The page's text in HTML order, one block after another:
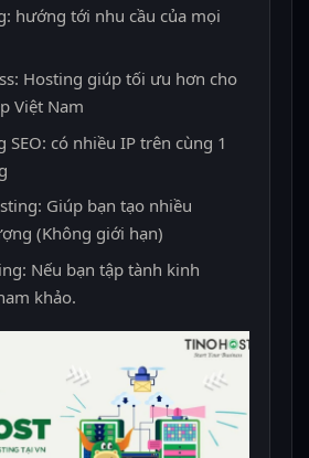
hướng tới nhu cầu của mọi
Hosting giúp tối ưu hơn cho
Việt Nam
SEO: có nhiều IP trên cùng 1
Giúp bạn tạo nhiều
(Không giới hạn)
Nếu bạn tập tành kinh
khảo.